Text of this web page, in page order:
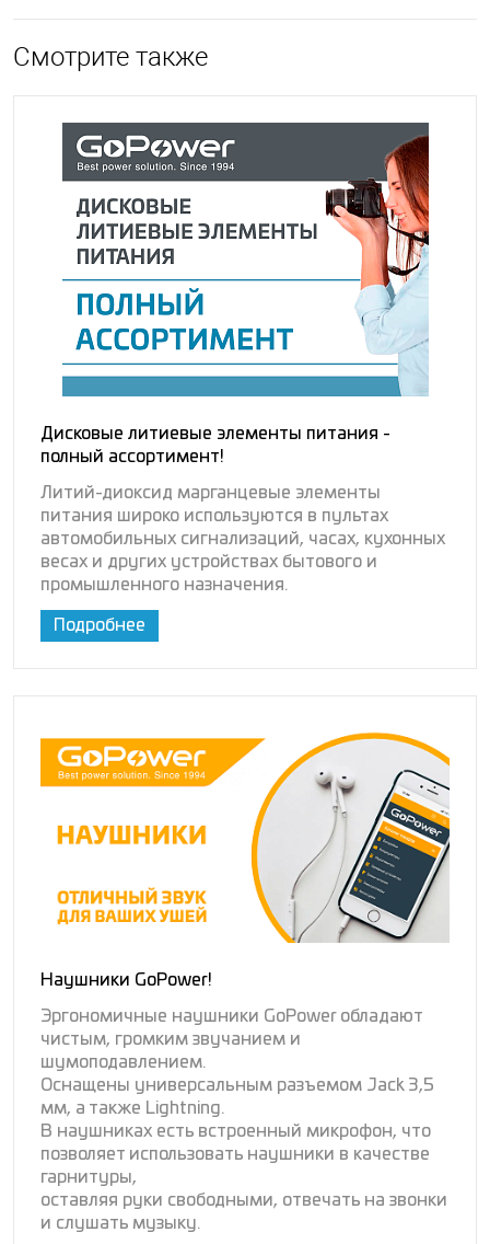
Смотрите также
Дисковые литиевые элементы питания -
полный ассортимент!
Литий-диоксид марганцевые элементы
питания широко используются в пультах
автомобильных сигнализаций, часах, кухонных
весах и других устройствах бытового и
промышленного назначения.
Подробнее
Наушники GoPower!
Эргономичные наушники GoPower обладают
чистым, громким звучанием и
шумоподавлением.
Оснащены универсальным разъемом Jack 3,5
мм, а также Lightning.
В наушниках есть встроенный микрофон, что
позволяет использовать наушники в качестве
гарнитуры,
оставляя руки свободными, отвечать на звонки
и слушать музыку.